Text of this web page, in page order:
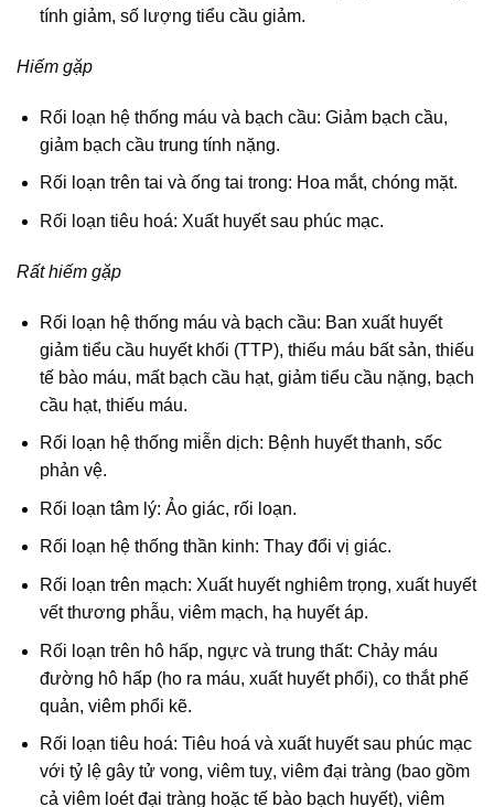
tính giảm, số lượng tiểu cầu giảm.
Hiếm gặp
Rối loạn hệ thống máu và bạch cầu: Giảm bạch cầu,
giảm bạch cầu trung tính nặng.
Rối loạn trên tai và ống tai trong: Hoa mắt, chóng mặt.
Rối loạn tiêu hoá: Xuất huyết sau phúc mạc.
Rất hiếm gặp
Rối loạn hệ thống máu và bạch cầu: Ban xuất huyết
giảm tiểu cầu huyết khối (TTP), thiếu máu bất sản, thiếu
tế bào máu, mất bạch cầu hạt, giảm tiểu cầu nặng, bạch
cầu hạt, thiếu máu.
Rối loạn hệ thống miễn dịch: Bệnh huyết thanh, sốc
phản vệ.
Rối loạn tâm lý: Ảo giác, rối loạn.
Rối loạn hệ thống thần kinh: Thay đổi vị giác.
Rối loạn trên mạch: Xuất huyết nghiêm trọng, xuất huyết
vết thương phẫu, viêm mạch, hạ huyết áp.
Rối loạn trên hô hấp, ngực và trung thất: Chảy máu
đường hô hấp (ho ra máu, xuất huyết phổi), co thắt phế
quản, viêm phổi kẽ.
Rối loạn tiêu hoá: Tiêu hoá và xuất huyết sau phúc mạc
với tỷ lệ gây tử vong, viêm tuỵ, viêm đại tràng (bao gồm
cả viêm loét đại tràng hoặc tế bào bạch huyết), viêm